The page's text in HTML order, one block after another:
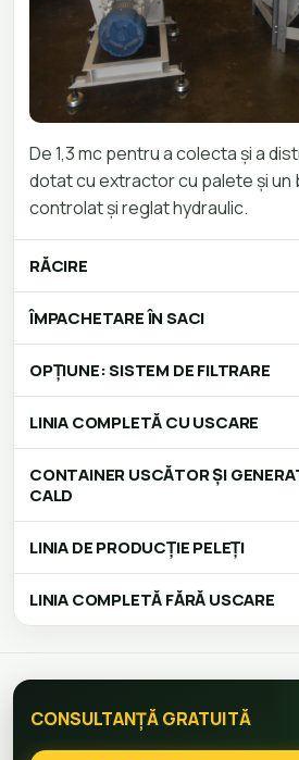
De 1,3 mc pentru a colecta și a
dotat cu extractor cu palete și un
controlat și reglat hydraulic.
RĂCIRE
ÎMPACHETARE ÎN SACI
OPȚIUNE: SISTEM DE FILTRARE
LINIA COMPLETĂ CU USCARE
CONTAINER USCĂTOR ȘI
CALD
LINIA DE PRODUCȚIE PELEȚI
LINIA COMPLETĂ FĂRĂ USCARE
CONSULTANȚĂ GRATUITĂ